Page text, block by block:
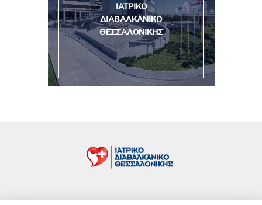
ΙΑΤΡΙΚΟ
ΔΙΑΒΑΛΚΑΝΙΚΟ
ΘΕΣΣΑΛΟΝΙΚΗΣ